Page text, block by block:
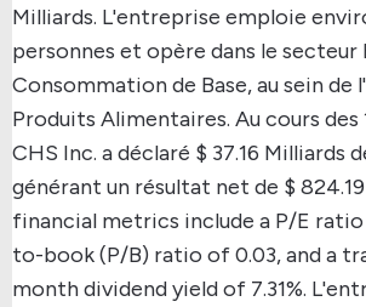
Milliards. L'entreprise emploie
personnes et opère dans le secteur
Consommation de Base, au sein de
Produits Alimentaires. Au cours
CHS Inc. a déclaré $ 37.16 Milliards
générant un résultat net de $
financial metrics include a P/E
to-book (P/B) ratio of 0.03, and a
month dividend yield of 7.31%.